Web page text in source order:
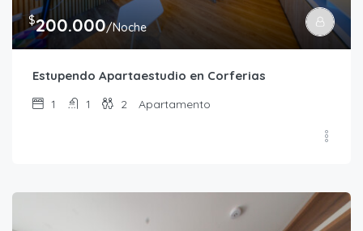
$200.000/Noche
Estupendo Apartaestudio en Corferias
1 1 2 Apartamento